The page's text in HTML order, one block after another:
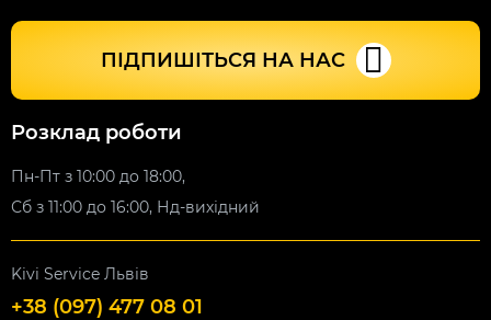
ПІДПИШІТЬСЯ НА НАС
Розклад роботи
Пн-Пт з 10:00 до 18:00,
Сб з 11:00 до 16:00, Нд-вихідний
Kivi Service Львів
+38 (097) 477 08 01